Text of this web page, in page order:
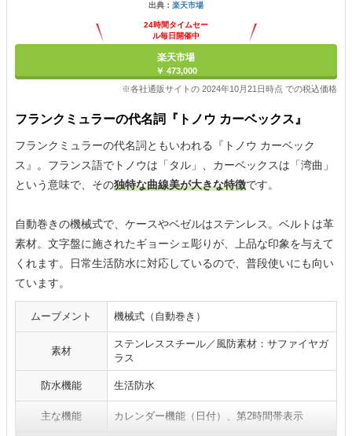
出典： 楽天市場
24時間タイムセー
ル毎日開催中
楽天市場
￥ 473,000
※各社通販サイトの 2024年10月21日時点 での税込価格
フランクミュラーの代名詞『トノウ カーベックス』
フランクミュラーの代名詞ともいわれる『トノウ カーベック
ス』。フランス語でトノウは「タル」、カーベックスは「湾曲」
という意味で、その独特な曲線美が大きな特徴です。
自動巻きの機械式で、ケースやベゼルはステンレス。ベルトは革
素材。文字盤に施されたギョーシェ彫りが、上品な印象を与えて
くれます。日常生活防水に対応しているので、普段使いにも向い
ています。
ムーブメント 機械式（自動巻き）
素材
ステンレススチール／風防素材：サファイヤガ
ラス
防水機能 生活防水
主な機能 カレンダー機能（日付）、第2時間帯表示